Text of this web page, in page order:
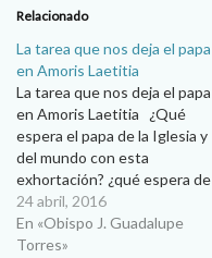
Relacionado
La tarea que nos deja el papa
en Amoris Laetitia
La tarea que nos deja el papa
en Amoris Laetitia ¿Qué
espera el papa de la Iglesia y
del mundo con esta
exhortación? ¿qué espera de
nosotros? …que todos y
cada uno se sienta llamado a
cuidar con amor la vida de las
24 abril, 2016
En «Obispo J. Guadalupe
Torres»